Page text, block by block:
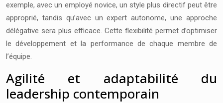
exemple, avec un employé novice, un style plus directif peut être
approprié, tandis qu’avec un expert autonome, une approche
délégative sera plus efficace. Cette flexibilité permet d’optimiser
le développement et la performance de chaque membre de
l’équipe.
Agilité et adaptabilité du
leadership contemporain